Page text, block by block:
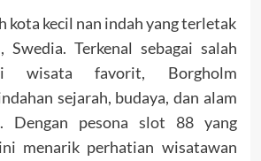
kota kecil nan indah yang terletak
Terkenal sebagai salah
wisata favorit, Borgholm
sejarah, budaya, dan alam
Dengan pesona slot 88yang
menarik perhatian wisatawan